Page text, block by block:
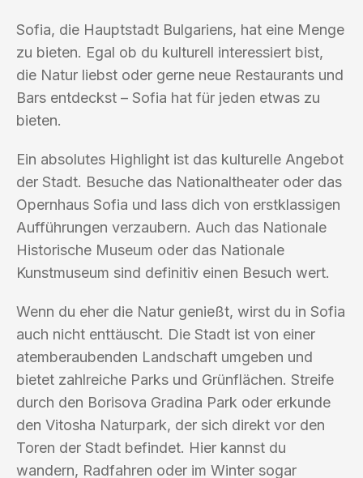
Sofia, die Hauptstadt Bulgariens, hat eine Menge
zu bieten. Egal ob du kulturell interessiert bist,
die Natur liebst oder gerne neue Restaurants und
Bars entdeckst – Sofia hat für jeden etwas zu
bieten.
Ein absolutes Highlight ist das kulturelle Angebot
der Stadt. Besuche das Nationaltheater oder das
Opernhaus Sofia und lass dich von erstklassigen
Aufführungen verzaubern. Auch das Nationale
Historische Museum oder das Nationale
Kunstmuseum sind definitiv einen Besuch wert.
Wenn du eher die Natur genießt, wirst du in Sofia
auch nicht enttäuscht. Die Stadt ist von einer
atemberaubenden Landschaft umgeben und
bietet zahlreiche Parks und Grünflächen. Streife
durch den Borisova Gradina Park oder erkunde
den Vitosha Naturpark, der sich direkt vor den
Toren der Stadt befindet. Hier kannst du
wandern, Radfahren oder im Winter sogar